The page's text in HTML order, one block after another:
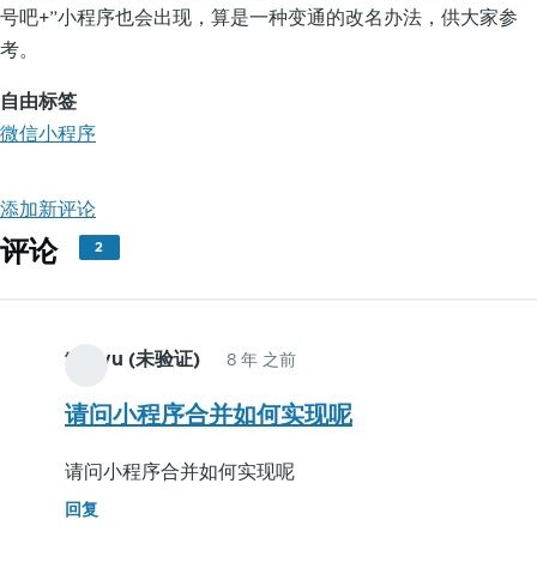
号吧+”小程序也会出现，算是一种变通的改名办法，供大家参
考。
自由标签
微信小程序
添加新评论
评论 2
tianyu (未验证) 8 年 之前
请问小程序合并如何实现呢
请问小程序合并如何实现呢
回复